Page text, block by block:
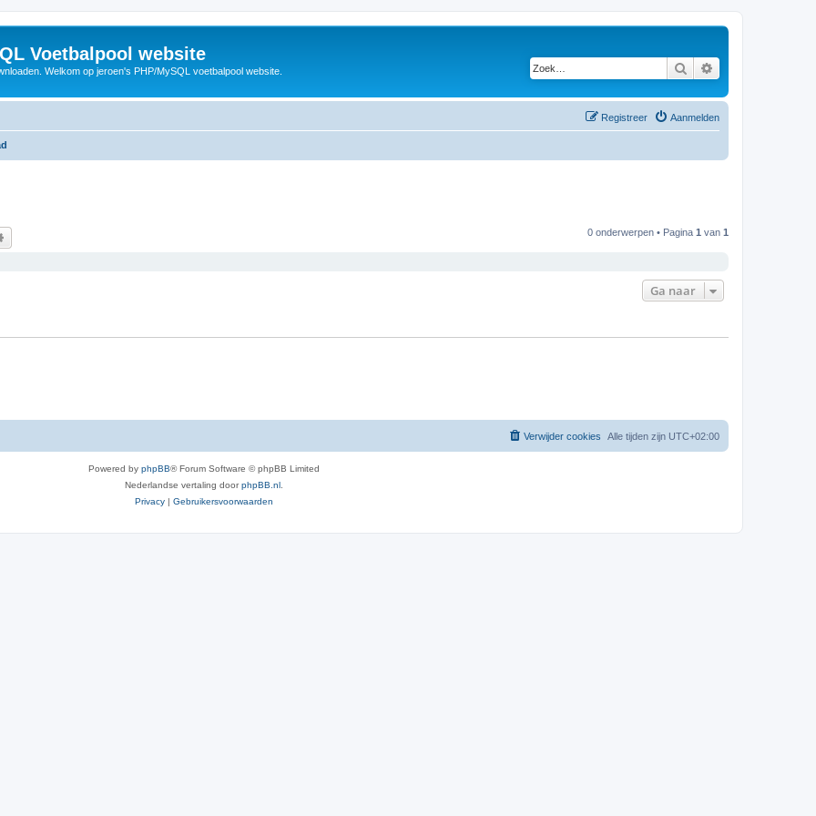
Voetbalpool website
Welkom op jeroen's PHP/MySQL voetbalpool website. Zoek
Aanmelden
Registreer
0 onderwerpen • Pagina 1 van 1
Ga naar
Alle tijden zijn UTC+02:00
Verwijder cookies
Powered by phpBB® Forum Software © phpBB Limited
Nederlandse vertaling doorphpBB.nl
Privacy | Gebruikersvoorwaarden